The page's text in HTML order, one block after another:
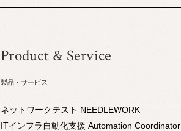
Product & Service
製品・サービス
ネットワークテスト NEEDLEWORK
ITインフラ自動化支援 Automation Coordinator